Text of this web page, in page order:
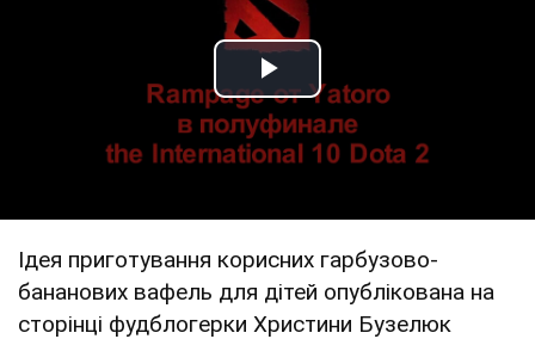
Play Video
Ідея приготування корисних гарбузово-
бананових вафель для дітей опублікована на
сторінці фудблогерки Христини Бузелюк